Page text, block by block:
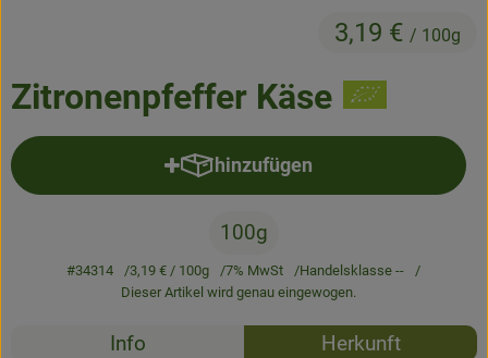
Naturwaren
Zitronenpfeffer Käse
3,19 € / 100g
hinzufügen
Produkt zum Warenkorb
100g
#34314 3,19 €/ 100g 7% MwSt
Handelsklasse --
Dieser Artikel wird genau eingewogen.
Rezepte
Info Herkunft